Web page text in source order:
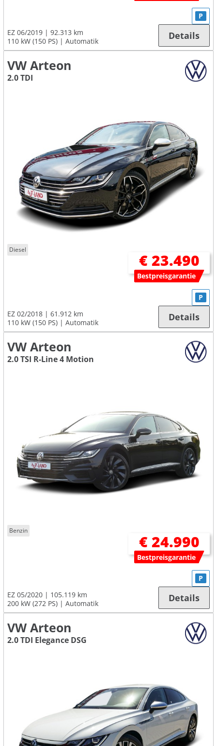
EZ 06/2019
92.313 km
110 kW (150 PS)
Automatik
P
Details
VW Arteon
2.0 TDI
Diesel
€ 23.490
Bestpreisgarantie
EZ 02/2018
61.912 km
110 kW (150 PS)
Automatik
P
Details
VW Arteon
2.0 TSI R-Line 4 Motion
Benzin
€ 24.990
Bestpreisgarantie
EZ 05/2020
105.119 km
200 kW (272 PS)
Automatik
P
Details
VW Arteon
2.0 TDI Elegance DSG